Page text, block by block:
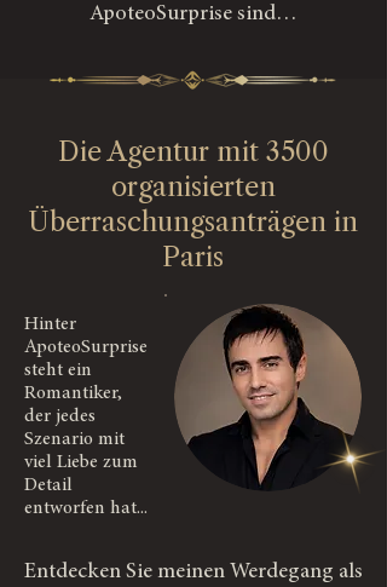
ApoteoSurprise sind…
Die Agentur mit 3500
organisierten
Überraschungsanträgen in
Paris
Hinter
ApoteoSurprise
steht ein
Romantiker,
der jedes
Szenario mit
viel Liebe zum
Detail
entworfen hat...
Entdecken Sie meinen Werdegang als